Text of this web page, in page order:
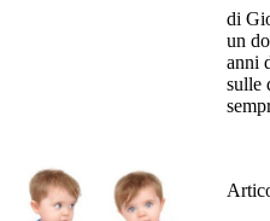
di
un
anni
sulle